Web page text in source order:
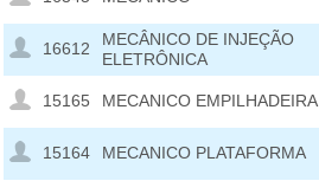
16612
MECÂNICO DE INJEÇÃO
ELETRÔNICA
15165 MECANICO EMPILHADEIRA
15164 MECANICO PLATAFORMA